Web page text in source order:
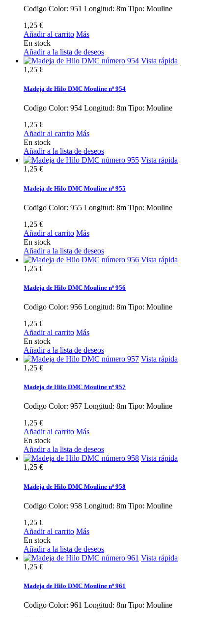
Codigo Color: 951 Longitud: 8m Tipo: Mouline
1,25 €
Añadir al carrito Más
En stock
Añadir a la lista de deseos
Vista rápida
1,25 €
Madeja de Hilo DMC Mouline nº 954
Codigo Color: 954 Longitud: 8m Tipo: Mouline
1,25 €
Añadir al carrito Más
En stock
Añadir a la lista de deseos
Vista rápida
1,25 €
Madeja de Hilo DMC Mouline nº 955
Codigo Color: 955 Longitud: 8m Tipo: Mouline
1,25 €
Añadir al carrito Más
En stock
Añadir a la lista de deseos
Vista rápida
1,25 €
Madeja de Hilo DMC Mouline nº 956
Codigo Color: 956 Longitud: 8m Tipo: Mouline
1,25 €
Añadir al carrito Más
En stock
Añadir a la lista de deseos
Vista rápida
1,25 €
Madeja de Hilo DMC Mouline nº 957
Codigo Color: 957 Longitud: 8m Tipo: Mouline
1,25 €
Añadir al carrito Más
En stock
Añadir a la lista de deseos
Vista rápida
1,25 €
Madeja de Hilo DMC Mouline nº 958
Codigo Color: 958 Longitud: 8m Tipo: Mouline
1,25 €
Añadir al carrito Más
En stock
Añadir a la lista de deseos
Vista rápida
1,25 €
Madeja de Hilo DMC Mouline nº 961
Codigo Color: 961 Longitud: 8m Tipo: Mouline